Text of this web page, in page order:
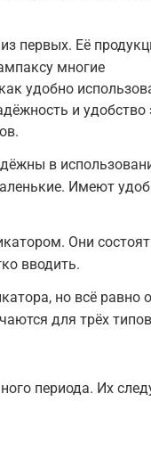
первых. Её
многие
удобно
и удобство
в
Имеют
Они
вводить.
но всё равно
для трёх
периода. Их